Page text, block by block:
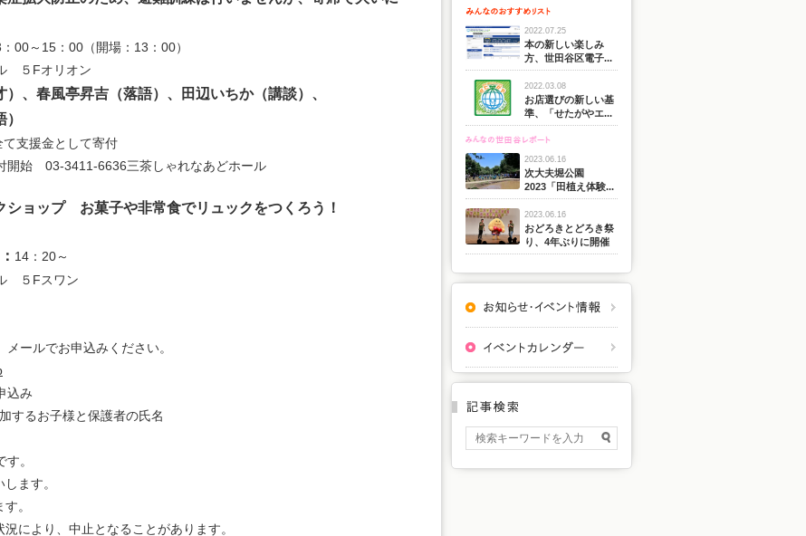
00～15：00（開場：13：00）
５Fオリオン
、春風亭昇吉（落語）、田辺いちか（講談）、
支援金として寄付
開始 03-3411-6636三茶しゃれなあどホール
ショップ お菓子や非常食でリュックをつくろう！
14：20～
５Fスワン
メールでお申込みください。
込み
するお子様と保護者の氏名
。
ます。
。
により、中止となることがあります。
2022.07.25
本の新しい楽しみ
方、世田谷区電子...
2022.03.08
お店選びの新しい基
準、「せたがやエ...
2023.06.16
次大夫堀公園
2023「田植え体験...
2023.06.16
おどろきとどろき祭
り、4年ぶりに開催